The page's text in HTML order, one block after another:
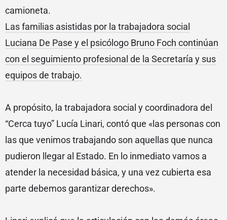
camioneta.
Las familias asistidas por la trabajadora social
Luciana De Pase y el psicólogo Bruno Foch continúan
con el seguimiento profesional de la Secretaría y sus
equipos de trabajo.
A propósito, la trabajadora social y coordinadora del
“Cerca tuyo” Lucía Linari, contó que «las personas con
las que venimos trabajando son aquellas que nunca
pudieron llegar al Estado. En lo inmediato vamos a
atender la necesidad básica, y una vez cubierta esa
parte debemos garantizar derechos».